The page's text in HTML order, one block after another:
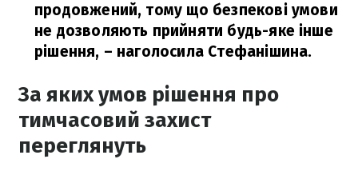
продовжений, тому що безпекові умови
не дозволяють прийняти будь-яке інше
рішення, – наголосила Стефанішина.
За яких умов рішення про
тимчасовий захист
переглянуть